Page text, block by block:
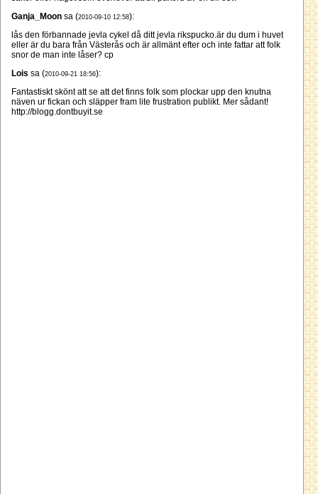
Ganja_Moon sa (2010-09-10 12:58):
lås den förbannade jevla cykel då ditt jevla rikspucko.är du dum i huvet
eller är du bara från Västerås och är allmänt efter och inte fattar att folk
snor de man inte låser? cp
Lois sa (2010-09-21 18:56):
Fantastiskt skönt att se att det finns folk som plockar upp den knutna
näven ur fickan och släpper fram lite frustration publikt. Mer sådant!
http://blogg.dontbuyit.se